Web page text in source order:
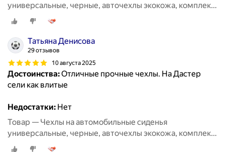
универсальные, черные, авточехлы экокожа, комплект
на весь салон машины кожаные 11 шт
Татьяна Денисова
29 отзывов
10 августа 2025
Достоинства:Отличные прочные чехлы. На Дастер
сели как влитые
Недостатки: Нет
Товар — Чехлы на автомобильные сиденья
универсальные, черные, авточехлы экокожа, комплект
на весь салон машины кожаные 11 шт